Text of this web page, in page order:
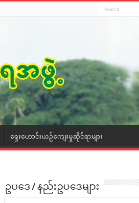
ရှေးဟောင်းယဉ်ကျေးမှုဆိုင်ရာများ
ဥပဒေ / နည်းဥပဒေများ